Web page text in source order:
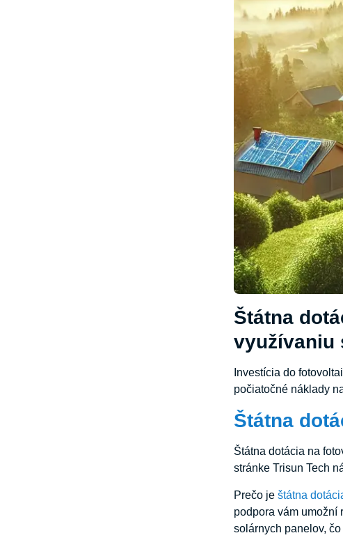
Štátna
využívaniu
Investícia do
počiatočné náklady
Štátna
Štátna dotácia na
stránke Trisun Tech
Prečo ještátna
podpora vám umožní
solárnych panelov,